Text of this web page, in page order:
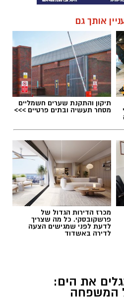
אותך גם
תיקון והתקנת שערים חשמליים
מסחר תעשיה ובתים פרטיים >>>
מכרז הדירות הגדול של
פרשקובסקי. כל מה שצריך
לדעת לפני שמגישים הצעה
לדירה באשדוד
את הים:
המשפחה